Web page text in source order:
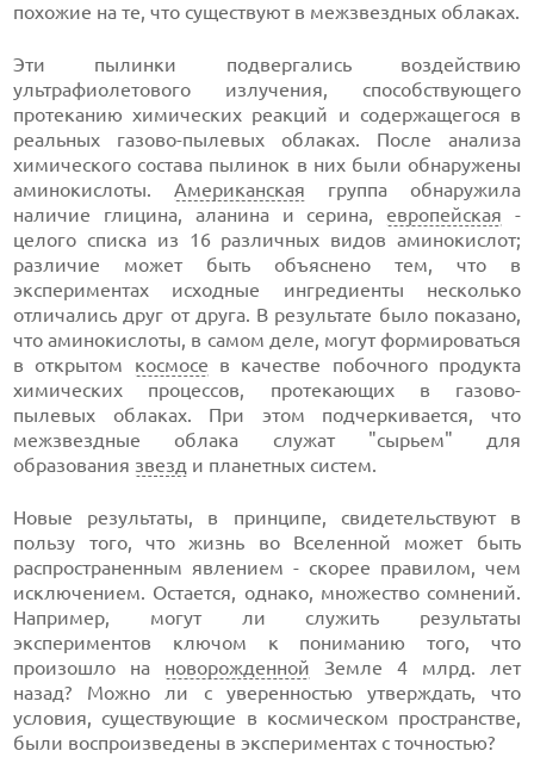
похожие на те, что существуют в межзвездных облаках.
Эти пылинки подвергались воздействию
ультрафиолетового излучения, способствующего
протеканию химических реакций и содержащегося в
реальных газово-пылевых облаках. После анализа
химического состава пылинок в них были обнаружены
аминокислоты.Американская группа обнаружила
наличие глицина, аланина и серина, европейская -
целого списка из 16 различных видов аминокислот;
различие может быть объяснено тем, что в
экспериментах исходные ингредиенты несколько
отличались друг от друга. В результате было показано,
что аминокислоты, в самом деле, могут формироваться
в открытом космосе в качестве побочного продукта
химических процессов, протекающих в газово-
пылевых облаках. При этом подчеркивается, что
межзвездные облака служат "сырьем" для
образования звезд и планетных систем.
Новые результаты, в принципе, свидетельствуют в
пользу того, что жизнь во Вселенной может быть
распространенным явлением - скорее правилом, чем
исключением. Остается, однако, множество сомнений.
Например, могут ли служить результаты
экспериментов ключом к пониманию того, что
произошло на новорожденной Земле 4 млрд. лет
назад? Можно ли с уверенностью утверждать, что
условия, существующие в космическом пространстве,
были воспроизведены в экспериментах с точностью?